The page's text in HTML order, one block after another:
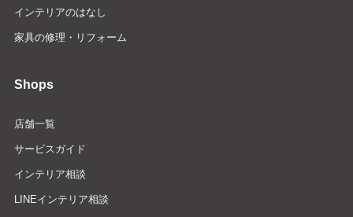
インテリアのはなし
家具の修理・リフォーム
Shops
店舗一覧
サービスガイド
インテリア相談
LINEインテリア相談